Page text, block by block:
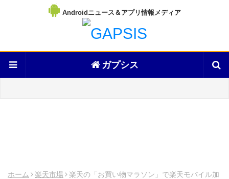
Androidニュース＆アプリ情報メディア
ガプシス
ホーム 楽天市場
楽天の「お買い物マラソン」で楽天モバイル加